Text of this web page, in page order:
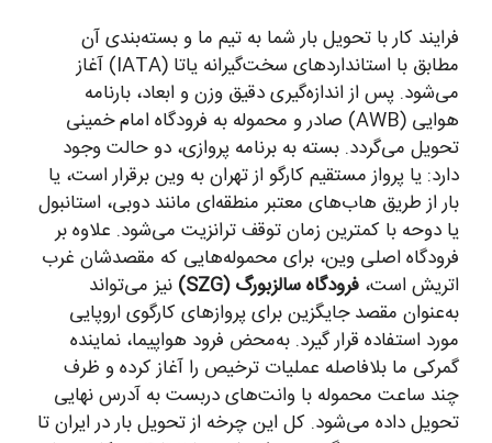
فرایند کار با تحویل بار شما به تیم ما و بسته‌بندی آن
مطابق با استانداردهای سخت‌گیرانه یاتا (IATA) آغاز
می‌شود. پس از اندازه‌گیری دقیق وزن و ابعاد، بارنامه
هوایی (AWB) صادر و محموله به فرودگاه امام خمینی
تحویل می‌گردد. بسته به برنامه پروازی، دو حالت وجود
دارد: یا پرواز مستقیم کارگو از تهران به وین برقرار است، یا
بار از طریق هاب‌های معتبر منطقه‌ای مانند دوبی، استانبول
یا دوحه با کمترین زمان توقف ترانزیت می‌شود. علاوه بر
فرودگاه اصلی وین، برای محموله‌هایی که مقصدشان غرب
اتریش است، فرودگاه سالزبورگ (SZG)
نیز می‌تواند
به‌عنوان مقصد جایگزین برای پروازهای کارگوی اروپایی
مورد استفاده قرار گیرد. به‌محض فرود هواپیما، نماینده
گمرکی ما بلافاصله عملیات ترخیص را آغاز کرده و ظرف
چند ساعت محموله با وانت‌های دربست به آدرس نهایی
تحویل داده می‌شود. کل این چرخه از تحویل بار در ایران تا